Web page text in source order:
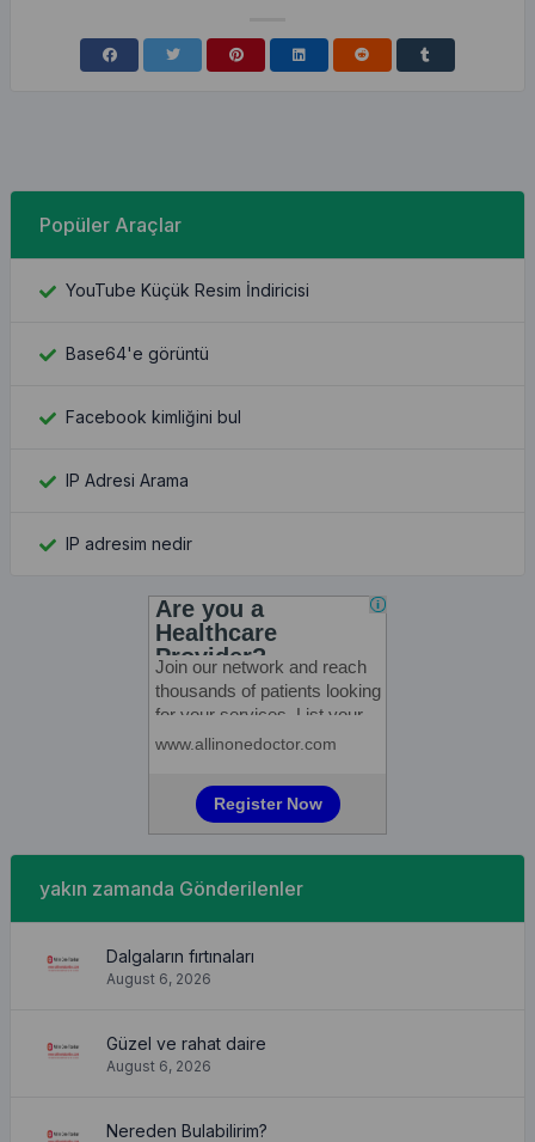
Popüler Araçlar
YouTube Küçük Resim İndiricisi
Base64'e görüntü
Facebook kimliğini bul
IP Adresi Arama
IP adresim nedir
yakın zamanda Gönderilenler
Dalgaların fırtınaları
August 6, 2026
Güzel ve rahat daire
August 6, 2026
Nereden Bulabilirim?